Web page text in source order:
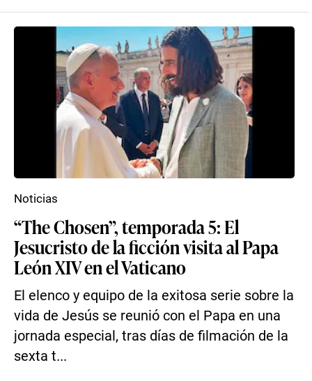
“The Chosen”, temporada 5: El
Jesucristo de la ficción visita al Papa
León XIV en el Vaticano
El elenco y equipo de la exitosa serie sobre la
vida de Jesús se reunió con el Papa en una
jornada especial, tras días de filmación de la
sexta t...
Noticias